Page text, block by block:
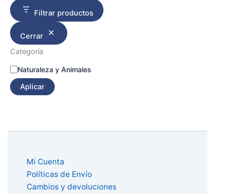
Filtrar productos
Cerrar
Categoría
Naturaleza y Animales
Aplicar
Mi Cuenta
Políticas de Envío
Cambios y devoluciones